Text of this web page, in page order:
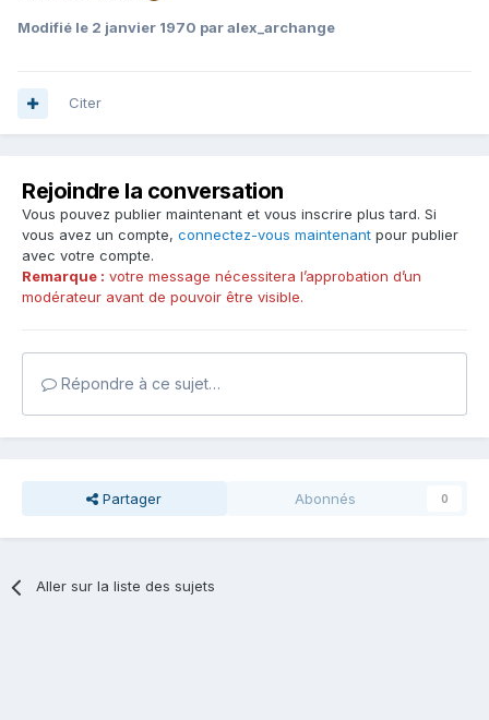
Modifié le 2 janvier 1970 par alex_archange
Citer
Rejoindre la conversation
Vous pouvez publier maintenant et vous inscrire plus tard. Si
vous avez un compte, connectez-vous maintenant pour publier
avec votre compte.
Remarque : votre message nécessitera l’approbation d’un
modérateur avant de pouvoir être visible.
Répondre à ce sujet…
Partager Abonnés 0
Aller sur la liste des sujets